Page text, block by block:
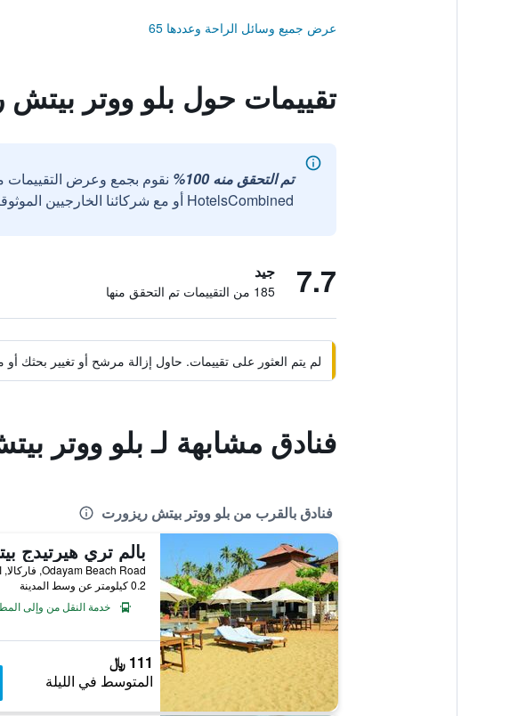
عرض جميع وسائل الراحة وعددها 65
تقييمات حول بلو ووتر
تم التحقق منه 100%
نقوم بجمع وعرض التقييمات
HotelsCombined أو مع شركائنا الخارجيين الموثوقين.
7.7 جيد
185 من التقييمات تم التحقق منها
لم يتم العثور على تقييمات. حاول إزالة مرشح أو تغيير
فنادق مشابهة لـ بلو ووتر
فنادق بالقرب من بلو ووتر بيتش ريزورت
Odayam Beach Road, فاركالا, الهند
0.2 كيلومتر عن وسط المدينة
خدمة النقل من وإلى
111 ﷼
المتوسط في الليلة